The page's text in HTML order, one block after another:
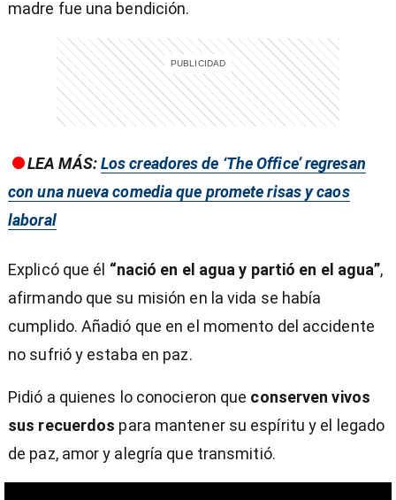
madre fue una bendición.
LEA MÁS:Los creadores de ‘The Office’ regresan
con una nueva comedia que promete risas y caos
laboral
Explicó que él “nació en el agua y partió en el agua”,
afirmando que su misión en la vida se había
cumplido. Añadió que en el momento del accidente
no sufrió y estaba en paz.
Pidió a quienes lo conocieron que conserven vivos
sus recuerdos para mantener su espíritu y el legado
de paz, amor y alegría que transmitió.